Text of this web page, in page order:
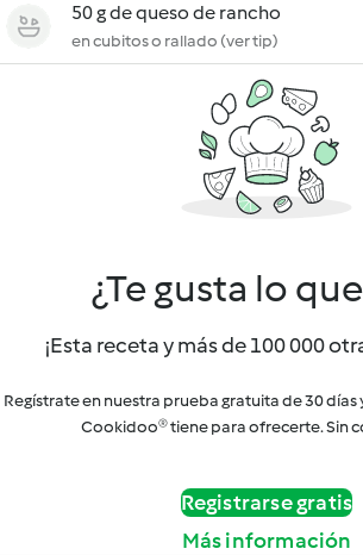
50 g de queso de rancho
en cubitos o rallado (ver tip)
¿Te gusta lo
¡Esta receta y más de 100 000
Regístrate en nuestra prueba gratuita de 30
Cookidoo® tiene para ofrecerte. Sin
Registrarse gratis
Más información